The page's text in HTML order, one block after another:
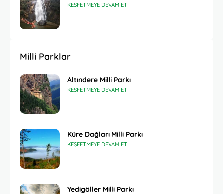
KEŞFETMEYE DEVAM ET
Milli Parklar
Altındere Milli Parkı
KEŞFETMEYE DEVAM ET
Küre Dağları Milli Parkı
KEŞFETMEYE DEVAM ET
Yedigöller Milli Parkı